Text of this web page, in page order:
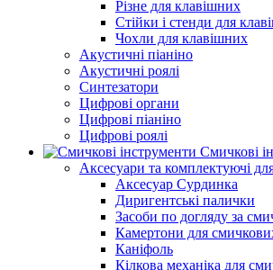
Різне для клавішних
Стійки і стенди для
Чохли для клавішних
Акустичні піаніно
Акустичні роялі
Синтезатори
Цифрові органи
Цифрові піаніно
Цифрові роялі
Смичкові
Аксесуари та комплектуючі
Аксесуар Сурдинка
Диригентські палички
Засоби по догляду за
Камертони для
Каніфоль
Кілкова механіка для